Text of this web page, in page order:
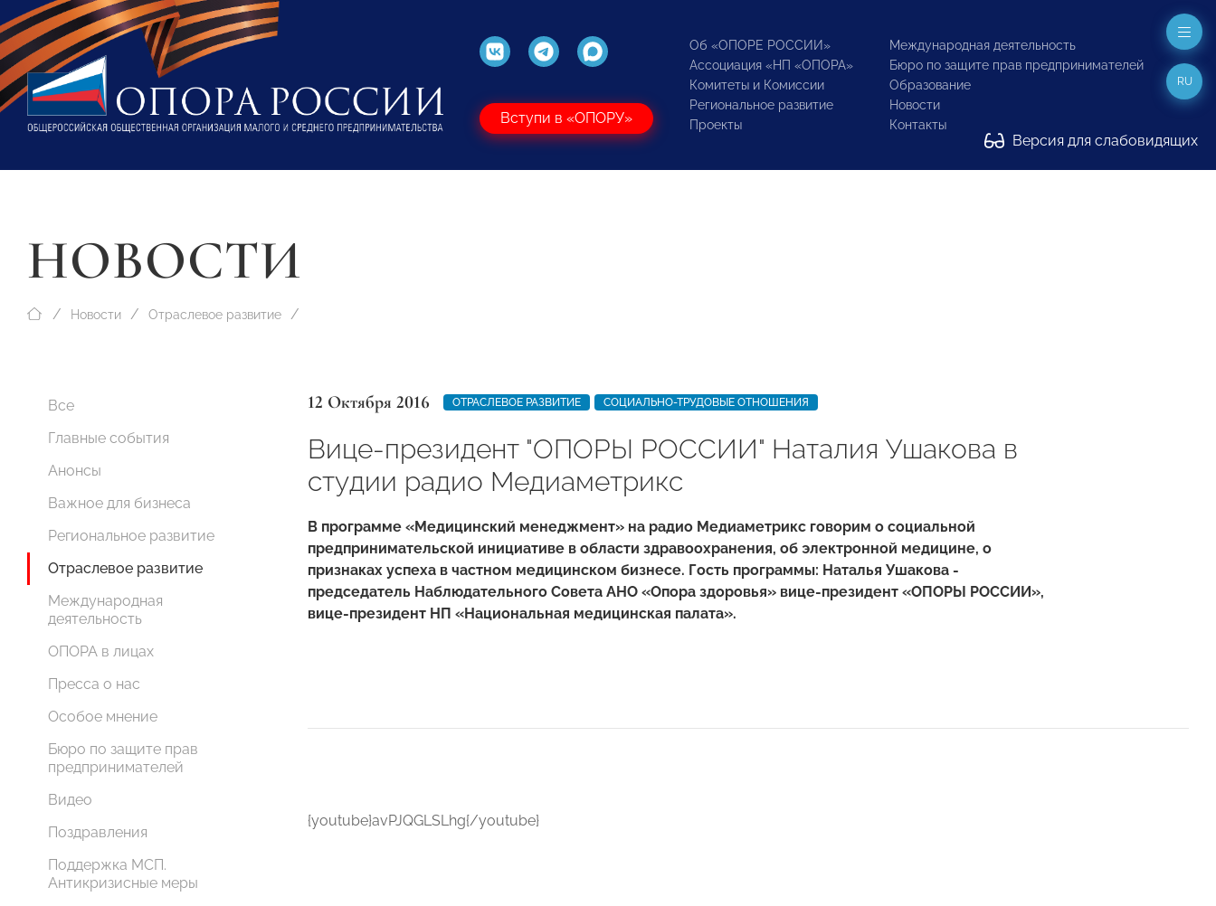
Вступи в «ОПОРУ»
Об «ОПОРЕ РОССИИ»
Ассоциация «НП «ОПОРА»
Комитеты и Комиссии
Региональное развитие
Проекты
Международная деятельность
Бюро по защите прав предпринимателей
Образование
Новости
Контакты
Версия для слабовидящих
RU
НОВОСТИ
Новости Отраслевое развитие
Все
Главные события
Анонсы
Важное для бизнеса
Региональное развитие
Отраслевое развитие
Международная
деятельность
ОПОРА в лицах
Пресса о нас
Особое мнение
Бюро по защите прав
предпринимателей
Видео
Поздравления
Поддержка МСП.
Антикризисные меры
12 Октября 2016 ОТРАСЛЕВОЕ РАЗВИТИЕ СОЦИАЛЬНО-ТРУДОВЫЕ ОТНОШЕНИЯ
Вице-президент "ОПОРЫ РОССИИ" Наталия Ушакова в
студии радио Медиаметрикс
В программе «Медицинский менеджмент» на радио Медиаметрикс говорим о социальной
предпринимательской инициативе в области здравоохранения, об электронной медицине, о
признаках успеха в частном медицинском бизнесе. Гость программы: Наталья Ушакова -
председатель Наблюдательного Совета АНО «Опора здоровья» вице-президент «ОПОРЫ РОССИИ»,
вице-президент НП «Национальная медицинская палата».
{youtube}avPJQGLSLhg{/youtube}